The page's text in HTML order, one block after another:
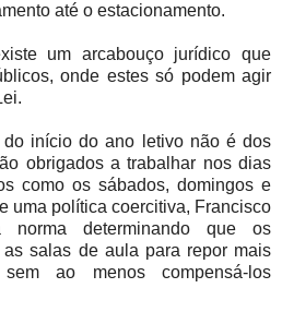
até o estacionamento.
um arcabouço jurídico que
onde estes só podem agir
início do ano letivo não é dos
obrigados a trabalhar nos dias
como os sábados, domingos e
uma política coercitiva, Francisco
determinando que os
as salas de aula para repor mais
ao menos compensá-los